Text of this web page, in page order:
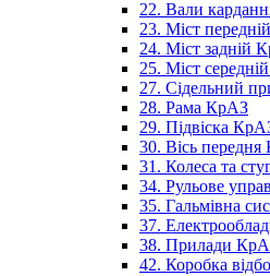
22. Вали
23. Міст
24. Міст задній
25. Міст
27. Сідельний
28. Рама КрАЗ
29. Підвіска
30. Вісь
31. Колеса та
34. Рульове
35. Гальмівна
37.
38. Прилади
42. Коробка